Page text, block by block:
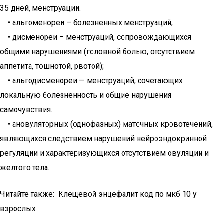
35 дней, менструации.
• альгоменореи – болезненных менструаций;
• дисменореи – менструаций, сопровождающихся
общими нарушениями (головной болью, отсутствием
аппетита, тошнотой, рвотой);
• альгодисменореи — менструаций, сочетающих
локальную болезненность и общие нарушения
самочувствия.
• ановуляторных (однофазных) маточных кровотечений,
являющихся следствием нарушений нейроэндокринной
регуляции и характеризующихся отсутствием овуляции и
желтого тела.
Читайте также: Клещевой энцефалит код по мкб 10 у
взрослых